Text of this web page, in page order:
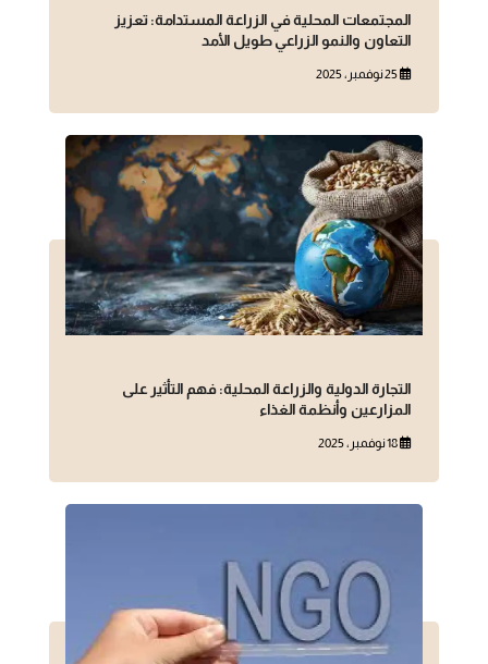
المجتمعات المحلية في الزراعة المستدامة: تعزيز
التعاون والنمو الزراعي طويل الأمد
التجارة الدولية والزراعة المحلية: فهم التأثير على
المزارعين وأنظمة الغذاء